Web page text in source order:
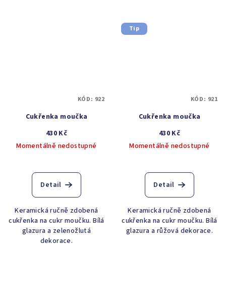
Cukřenka moučka
430 Kč
Momentálně nedostupné
Detail
Keramická ručně zdobená
cukřenka na cukr moučku. Bílá
glazura a zelenožlutá
dekorace.
KÓD: 922
Tip
Cukřenka moučka
430 Kč
Momentálně nedostupné
Detail
Keramická ručně zdobená
cukřenka na cukr moučku. Bílá
glazura a růžová dekorace.
KÓD: 921